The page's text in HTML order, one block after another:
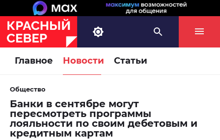
Главное Новости Статьи
Общество
Банки в сентябре могут
пересмотреть программы
лояльности по своим дебетовым и
кредитным картам